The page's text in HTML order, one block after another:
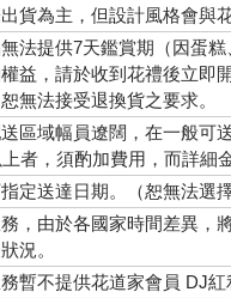
貨為主，但設計風格會與
法提供7天鑑賞期（因蛋
益，請於收到花禮後立即
無法接受退換貨之要求。
區域幅員遼闊，在一般可
者，須酌加費用，而詳細
定送達日期。（恕無法選
，由於各國家時間差異，
況。
暫不提供花道家會員 DJ紅